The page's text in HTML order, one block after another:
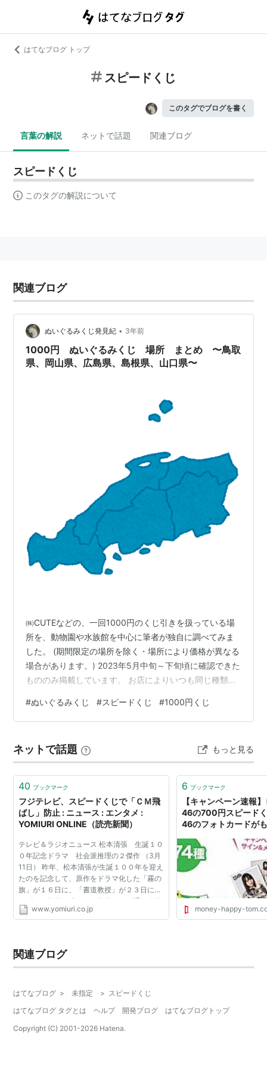
はてなブログ トップ
スピードくじ
このタグでブログを書く
言葉の解説 ネットで話題 関連ブログ
スピードくじ
このタグの解説について
関連ブログ
ぬいぐるみくじ発見紀 • 3年前
1000円 ぬいぐるみくじ 場所 まとめ 〜鳥取
県、岡山県、広島県、島根県、山口県〜
㈱CUTEなどの、一回1000円のくじ引きを扱っている場
所を、動物園や水族館を中心に筆者が独自に調べてみま
した。 (期間限定の場所を除く・場所により価格が異なる
場合があります。) 2023年5月中旬～下旬頃に確認できた
もののみ掲載しています。 お店によりいつも同じ種類の
わりのある場所があります。 くじの取り扱い時間が店舗
の営業時間と異なる場合があります。 最新の営業状況な
す。 「オ」・・・オリジナルや限定のぬいぐるみくじが
ある施設や店舗 鳥取県 岡山県 広島県 島根県 山口県 鳥取
県 らくだや …
#ぬいぐるみくじ #スピードくじ #1000円くじ
ネットで話題 もっと見る
40 ブックマーク
フジテレビ、スピードくじで「ＣＭ飛
ばし」防止 : ニュース : エンタメ :
YOMIURI ONLINE（読売新聞）
テレビ＆ラジオニュース 松本清張 生誕１０
０年記念ドラマ 社会派推理の２傑作 （3月
11日） 昨年、松本清張が生誕１００年を迎え
たのを記念して、原作をドラマ化した「霧の
旗」が１６日に、「書道教授」が２３日に、
いずれも午後９時から、日本テレビ系で放送
される。両作品とも５年前に終了した「火曜
www.yomiuri.co.jp
6 ブックマーク
【キャンペーン速報
46の700円スピード
46のフォトカードが
増やすブログ 目指せ
money-happy-
関連ブログ
はてなブログ > 未指定 > スピードくじ
はてなブログ タグとは
ヘルプ 開発ブログ
はてなブログトップ
Copyright (C) 2001-2026 Hatena.